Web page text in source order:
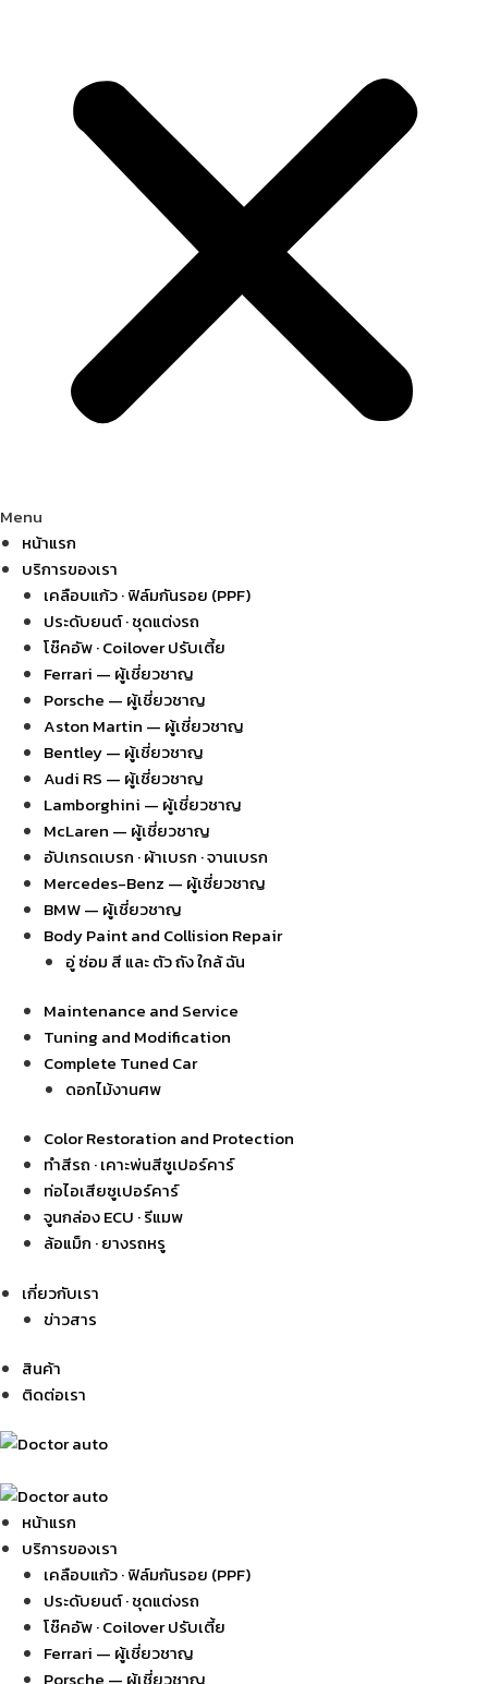
Menu
หน้าแรก
บริการของเรา
เคลือบแก้ว · ฟิล์มกันรอย (PPF)
ประดับยนต์ · ชุดแต่งรถ
โช๊คอัพ · Coilover ปรับเตี้ย
Ferrari — ผู้เชี่ยวชาญ
Porsche — ผู้เชี่ยวชาญ
Aston Martin — ผู้เชี่ยวชาญ
Bentley — ผู้เชี่ยวชาญ
Audi RS — ผู้เชี่ยวชาญ
Lamborghini — ผู้เชี่ยวชาญ
McLaren — ผู้เชี่ยวชาญ
อัปเกรดเบรก · ผ้าเบรก · จานเบรก
Mercedes-Benz — ผู้เชี่ยวชาญ
BMW — ผู้เชี่ยวชาญ
Body Paint and Collision Repair
อู่ ซ่อม สี และ ตัว ถัง ใกล้ ฉัน
Maintenance and Service
Tuning and Modification
Complete Tuned Car
ดอกไม้งานศพ
Color Restoration and Protection
ทำสีรถ · เคาะพ่นสีซูเปอร์คาร์
ท่อไอเสียซูเปอร์คาร์
จูนกล่อง ECU · รีแมพ
ล้อแม็ก · ยางรถหรู
เกี่ยวกับเรา
ข่าวสาร
สินค้า
ติดต่อเรา
หน้าแรก
บริการของเรา
เคลือบแก้ว · ฟิล์มกันรอย (PPF)
ประดับยนต์ · ชุดแต่งรถ
โช๊คอัพ · Coilover ปรับเตี้ย
Ferrari — ผู้เชี่ยวชาญ